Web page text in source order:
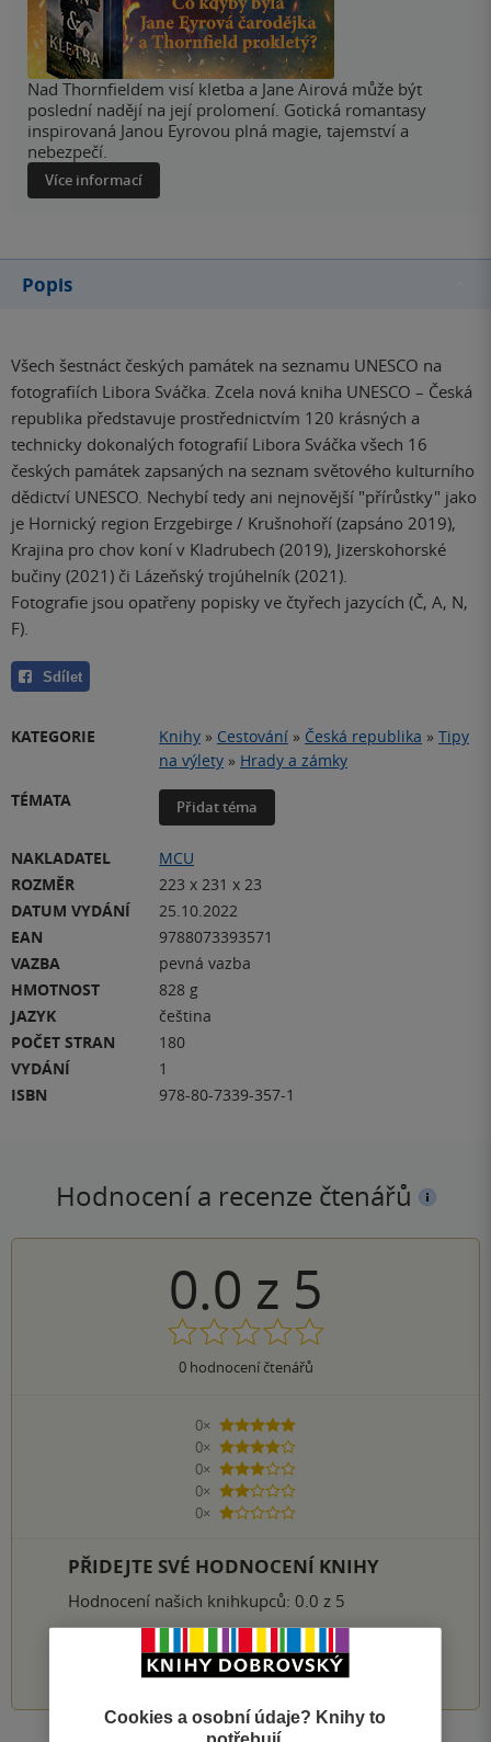
Nad Thornfieldem visí kletba a Jane Airová může být
poslední nadějí na její prolomení. Gotická romantasy
inspirovaná Janou Eyrovou plná magie, tajemství a
nebezpečí.
Více informací
Popis
Všech šestnáct českých památek na seznamu UNESCO na
fotografiích Libora Sváčka. Zcela nová kniha UNESCO – Česká
republika představuje prostřednictvím 120 krásných a
technicky dokonalých fotografií Libora Sváčka všech 16
českých památek zapsaných na seznam světového kulturního
dědictví UNESCO. Nechybí tedy ani nejnovější "přírůstky" jako
je Hornický region Erzgebirge / Krušnohoří (zapsáno 2019),
Krajina pro chov koní v Kladrubech (2019), Jizerskohorské
bučiny (2021) či Lázeňský trojúhelník (2021).
Fotografie jsou opatřeny popisky ve čtyřech jazycích (Č, A, N,
F).
Sdílet
KATEGORIE Knihy » Cestování » Česká republika » Tipy
na výlety » Hrady a zámky
TÉMATA
Přidat téma
NAKLADATEL
MCU
ROZMĚR
223 x 231 x 23
DATUM VYDÁNÍ
25.10.2022
EAN
9788073393571
VAZBA
pevná vazba
HMOTNOST
828 g
JAZYK
čeština
POČET STRAN
180
VYDÁNÍ
1
ISBN
978-80-7339-357-1
Hodnocení a recenze čtenářů
0.0 z 5
0hodnocení čtenářů
0×
5 hvězdiček
0×
4 hvězdičky
0×
3 hvězdičky
0×
2 hvězdičky
0×
1 hvezdička
PŘIDEJTE SVÉ HODNOCENÍ KNIHY
Hodnocení našich knihkupců: 0.0 z 5
1 2 3 4 5
Cookies a osobní údaje? Knihy to